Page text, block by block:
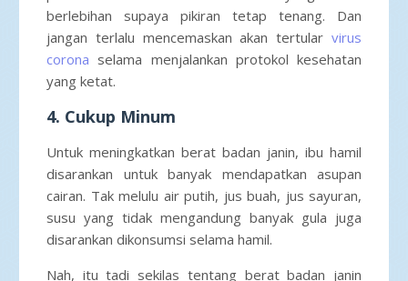
berlebihan supaya pikiran tetap tenang. Dan
jangan terlalu mencemaskan akan tertular virus
corona selama menjalankan protokol kesehatan
yang ketat.
4. Cukup Minum
Untuk meningkatkan berat badan janin, ibu hamil
disarankan untuk banyak mendapatkan asupan
cairan. Tak melulu air putih, jus buah, jus sayuran,
susu yang tidak mengandung banyak gula juga
disarankan dikonsumsi selama hamil.
Nah, itu tadi sekilas tentang berat badan janin